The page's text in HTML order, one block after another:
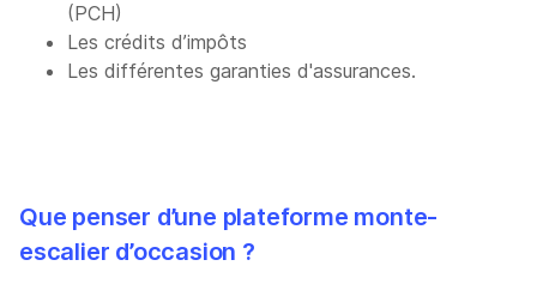
(PCH)
Les crédits d’impôts
Les différentes garanties d'assurances.
Que penser d’une plateforme monte-
escalier d’occasion ?